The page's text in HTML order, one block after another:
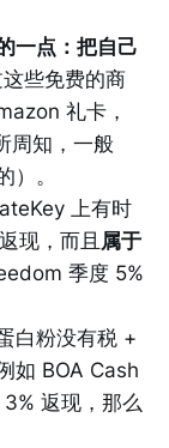
一点：把自己
些免费的商
礼卡，
周知，一般
。
上有时
现，而且 属于
季度 5%
白粉没有税 +
如 BOA Cash
返现，那么